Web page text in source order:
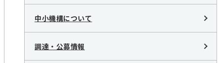
中小機構について
調達・公募情報